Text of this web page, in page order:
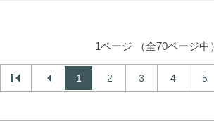
1ページ （全70ページ中）
1 2 3 4 5